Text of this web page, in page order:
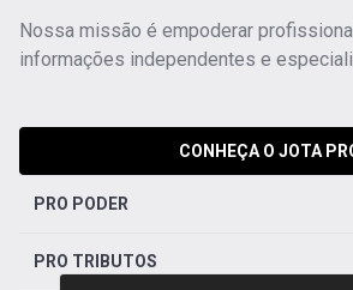
Nossa missão é empoderar
informações independentes e
CONHEÇA O JOTA
PRO PODER
PRO TRIBUTOS